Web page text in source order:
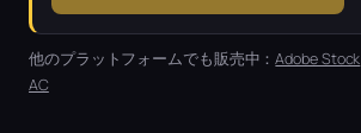
他のプラットフォームでも販売中：Adobe Stock
AC